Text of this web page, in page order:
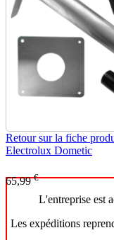
Retour sur la fiche
Electrolux Dometic
65,99€
L'entreprise est
Les expéditions